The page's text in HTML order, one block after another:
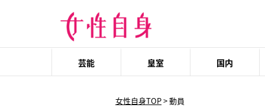
芸能 皇室 国内
女性自身TOP>動員